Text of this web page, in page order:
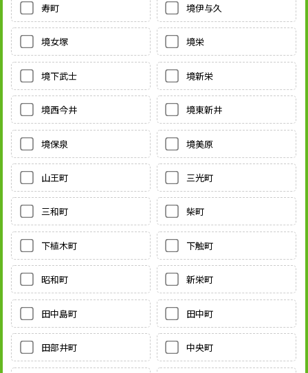
寿町 境伊与久
境女塚 境栄
境下武士 境新栄
境西今井 境東新井
境保泉 境美原
山王町 三光町
三和町 柴町
下植木町 下触町
昭和町 新栄町
田中島町 田中町
田部井町 中央町